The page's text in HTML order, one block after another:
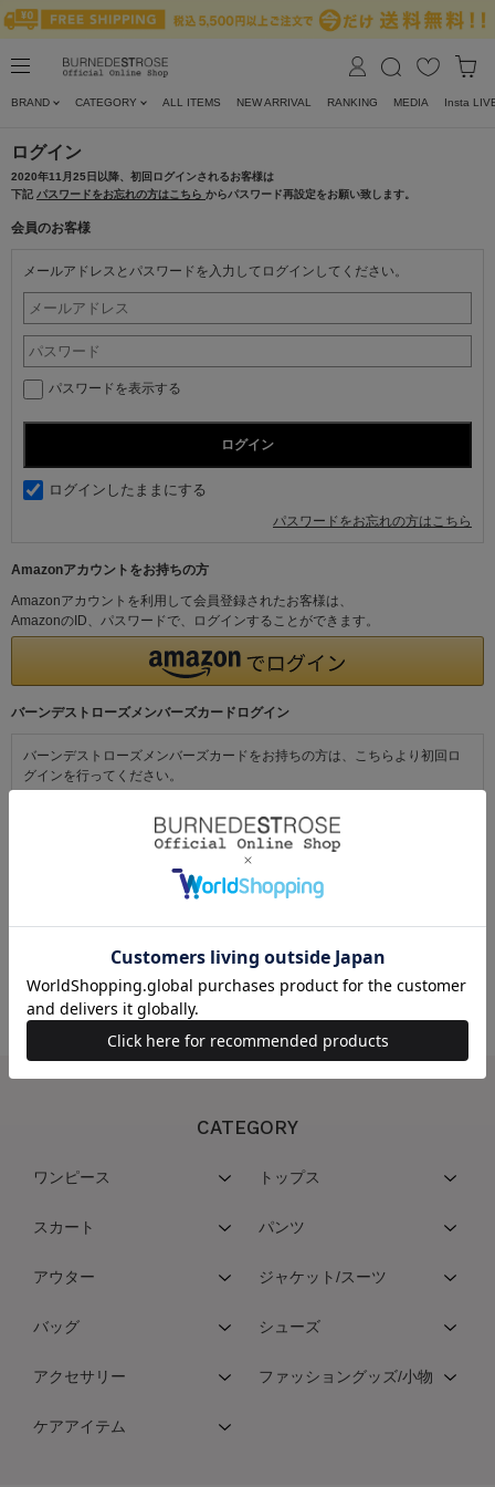
BRAND CATEGORY ALL ITEMS NEW ARRIVAL RANKING MEDIA Insta
ログイン
2020年11月25日以降、初回ログインされるお客様は
下記 パスワードをお忘れの方はこちら からパスワード再設定をお願い致します。
会員のお客様
メールアドレスとパスワードを入力してログインしてください。
パスワードを表示する
ログインしたままにする
パスワードをお忘れの方はこちら
Amazonアカウントをお持ちの方
Amazonアカウントを利用して会員登録されたお客様は、
AmazonのID、パスワードで、ログインすることができます。
バーンデストローズメンバーズカードログイン
バーンデストローズメンバーズカードをお持ちの方は、こちらより初回ロ
グインを行ってください。
初めてご利用の方・会員以外の方
初めてご利用のお客様は、こちらから会員登録を行ってください。
うになります。
CATEGORY
ワンピース トップス
スカート パンツ
アウター ジャケット/スーツ
バッグ シューズ
アクセサリー ファッショングッズ/小物
ケアアイテム